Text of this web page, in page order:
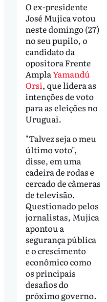
O ex-presidente
José Mujica votou
neste domingo (27)
no seu pupilo, o
candidato da
opositora Frente
AmplaYamandú
Orsi, que lidera as
intenções de voto
para as eleições no
Uruguai.
"Talvez seja o meu
último voto",
disse, em uma
cadeira de rodas e
cercado de câmeras
de televisão.
Questionado pelos
jornalistas, Mujica
apontou a
segurança pública
e o crescimento
econômico como
os principais
desafios do
próximo governo.